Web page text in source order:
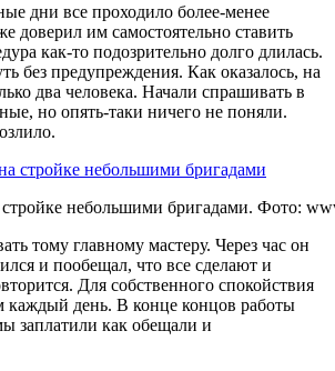
дни все проходило более-менее
доверил им самостоятельно ставить
как-то подозрительно долго длилась.
без предупреждения. Как оказалось, на
два человека. Начали спрашивать в
но опять-таки ничего не поняли.
небольшими бригадами. Фото:
тому главному мастеру. Через час он
и пообещал, что все сделают и
Для собственного спокойствия
день. В конце концов работы
заплатили как обещали и